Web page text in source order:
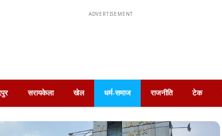
ADVERTISEMENT
सरायकेला खेल धर्म-समाज राजनीति टेक